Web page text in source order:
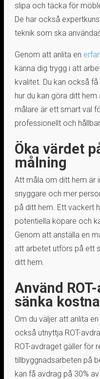
slipa och täcka för
De har också
teknik som ska
Genom att anlita en
känna dig trygg i att
kvalitet. Du kan också
hur du kan göra ditt
målare är ett smart val
professionellt och
Öka värdet
målning
Att måla om ditt hem är
snyggare och mer
på ditt hem. Ett vackert
potentiella köpare och
Genom att anställa en
att arbetet utförs på ett
ditt hem.
Använd
sänka
Om du väljer att anlita
också utnyttja ROT-
ROT-avdraget gäller för
tillbyggnadsarbeten på
kan få avdrag på 30%